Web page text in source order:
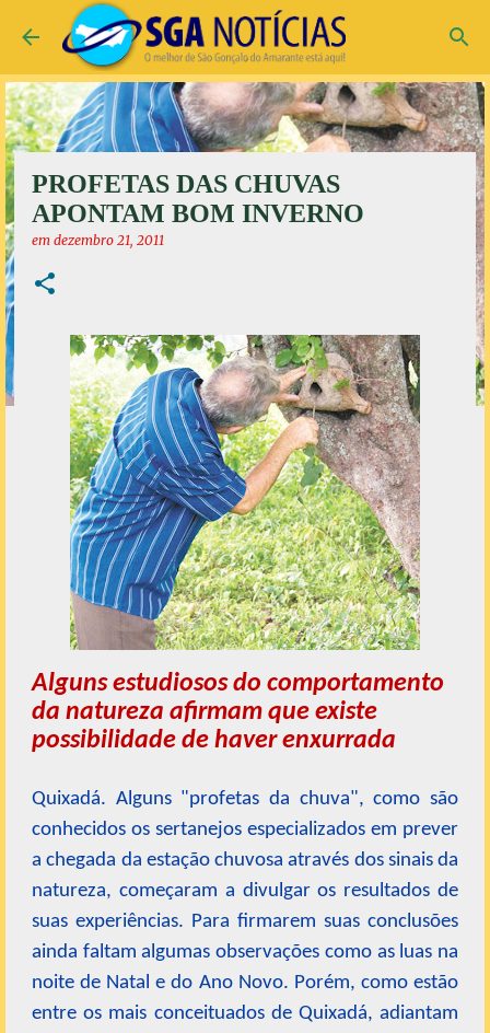
Pular para o conteúdo principal
PROFETAS DAS CHUVAS
APONTAM BOM INVERNO
em dezembro 21, 2011
Alguns estudiosos do comportamento
da natureza afirmam que existe
possibilidade de haver enxurrada
Quixadá. Alguns "profetas da chuva", como são
conhecidos os sertanejos especializados em prever
a chegada da estação chuvosa através dos sinais da
natureza, começaram a divulgar os resultados de
suas experiências. Para firmarem suas conclusões
ainda faltam algumas observações como as luas na
noite de Natal e do Ano Novo. Porém, como estão
entre os mais conceituados de Quixadá, adiantam